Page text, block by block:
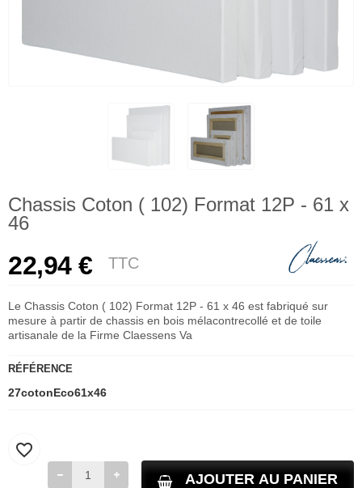
Chassis Coton ( 102) Format 12P - 61 x
46
22,94 € TTC
Le Chassis Coton ( 102) Format 12P - 61 x 46 est fabriqué sur
mesure à partir de chassis en bois mélacontrecollé et de toile
artisanale de la Firme Claessens Va
RÉFÉRENCE
27cotonEco61x46
AJOUTER AU PANIER
favorite_border